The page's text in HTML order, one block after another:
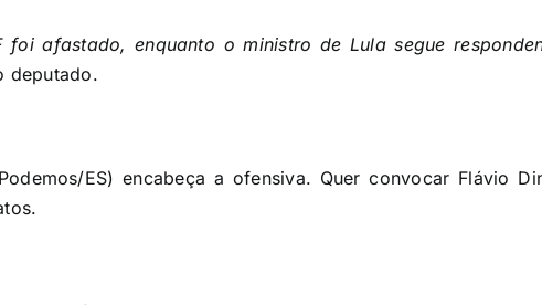
foi afastado, enquanto o ministro de Lula segue
deputado.
ES) encabeça a ofensiva. Quer convocar Flávio